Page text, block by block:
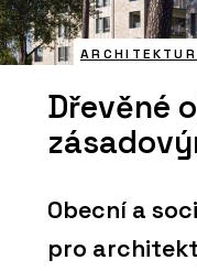
Dřevěné
Obecní a
pro